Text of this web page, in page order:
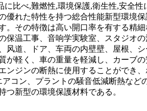
比べ,難燃性,環境保護,衛生性,安全
れた特性を持つ総合性能新型環境
その特徴は高い開口率を有する精
温工事、音响学実験室、スタジオ
道、ドア、车両の内壁壁、屋根、
軽く、車の重量を軽減し、カーブ
ジンの断熱に使用することができ
コン、プラントの騒音低減断熱な
新型の環境保護材料である。